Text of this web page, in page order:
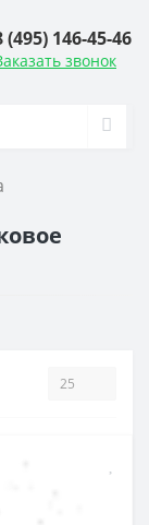
(495) 146-45-46
звонок